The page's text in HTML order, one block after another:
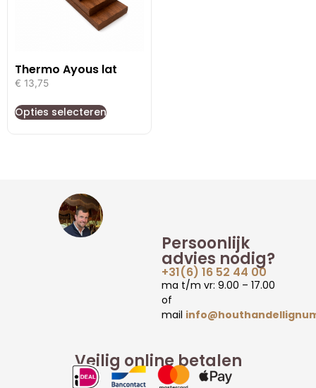
Thermo Ayous lat
€ 13,75
Opties selecteren
Veilig online betalen
Persoonlijk
advies nodig?
+31(6) 16 52 44 00
ma t/m vr: 9.00 – 17.00
of
mail